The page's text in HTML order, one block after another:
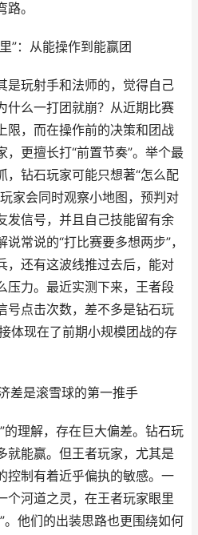
。
”：从能操作到能赢团
是玩射手和法师的，觉得自己
什么一打团就崩？从近期比赛
限，而在操作前的决策和团战
，更擅长打“前置节奏”。举个最
，钻石玩家可能只想著“怎么配
家会同时观察小地图，预判对
发信号，并且自己技能留有余
常说的“打比赛要多想两步”，
，还有这波线推过去后，能对
压力。最近实测下来，王者段
号点击次数，差不多是钻石玩
体现在了前期小规模团战的存
差是滚雪球的第一推手
的理解，存在巨大偏差。钻石玩
就能赢。但王者玩家，尤其是
控制有着近乎偏执的敏感。一
个河道之灵，在王者玩家眼里
。他们的出装思路也更围绕如何